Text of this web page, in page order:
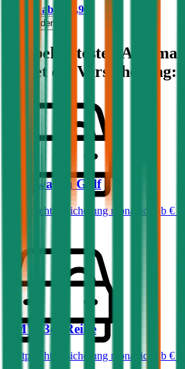
Prämie ab
€ 47,90
Mehr laden
Die beliebtesten
kostet die Versicherung:
Volkswagen Golf
Haftpflichtversicherung monatlich ab €
BMW 3er-Reihe
Haftpflichtversicherung monatlich ab €